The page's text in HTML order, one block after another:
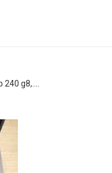
240 g8,….